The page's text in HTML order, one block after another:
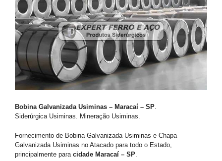
Bobina Galvanizada Usiminas – Maracaí – SP.
Siderúrgica Usiminas. Mineração Usiminas.
Fornecimento de Bobina Galvanizada Usiminas e Chapa
Galvanizada Usiminas no Atacado para todo o Estado,
principalmente para cidade Maracaí – SP